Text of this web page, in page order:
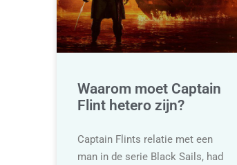
Waarom moet Captain
Flint hetero zijn?
Captain Flints relatie met een
man in de serie Black Sails, had